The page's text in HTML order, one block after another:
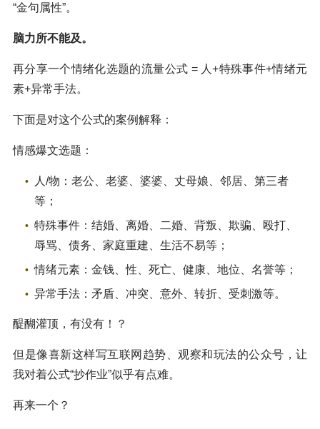
“金句属性”。
脑力所不能及。
再分享一个情绪化选题的流量公式 = 人+特殊事件+情绪元
素+异常手法。
下面是对这个公式的案例解释：
情感爆文选题：
人/物：老公、老婆、婆婆、丈母娘、邻居、第三者
等；
特殊事件：结婚、离婚、二婚、背叛、欺骗、殴打、
辱骂、债务、家庭重建、生活不易等；
情绪元素：金钱、性、死亡、健康、地位、名誉等；
异常手法：矛盾、冲突、意外、转折、受刺激等。
醍醐灌顶，有没有！？
但是像喜新这样写互联网趋势、观察和玩法的公众号，让
我对着公式“抄作业”似乎有点难。
再来一个？